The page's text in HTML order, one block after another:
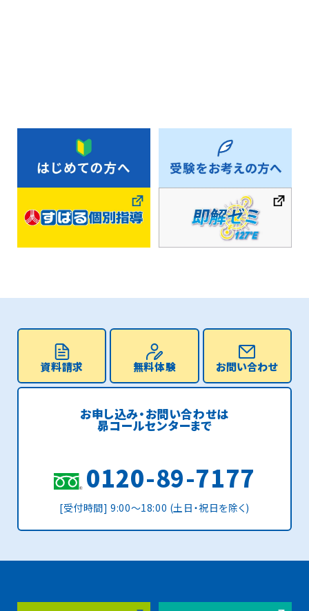
資料請求 無料体験 お問い合わせ
お申し込み・お問い合わせは
昴コールセンターまで
0120-89-7177
[受付時間] 9:00〜18:00 (土日・祝日を除く)